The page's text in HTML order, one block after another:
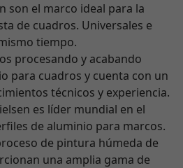
son el marco ideal para la
de cuadros. Universales e
tiempo.
procesando y acabando
para cuadros y cuenta con un
técnicos y experiencia.
es líder mundial en el
de aluminio para marcos.
de pintura húmeda de
una amplia gama de